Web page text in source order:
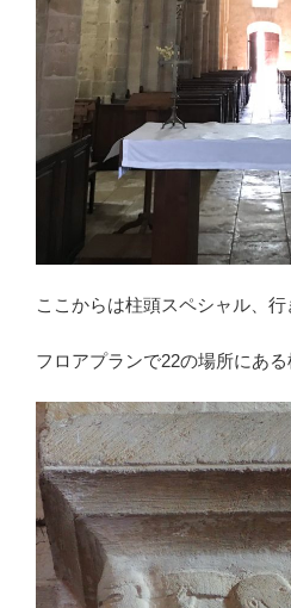
ここからは柱頭スペシャル、行
フロアプランで22の場所にある